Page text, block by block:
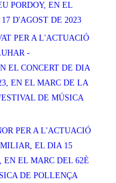
PORDOY, EN EL
D'AGOST DE 2023
PER A L'ACTUACIÓ
-
EL CONCERT DE DIA
EN EL MARC DE LA
DE MÚSICA
PER A L'ACTUACIÓ
EL DIA 15
EN EL MARC DEL 62È
DE POLLENÇA